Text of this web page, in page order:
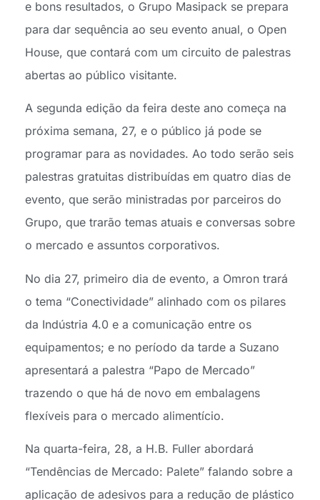
e bons resultados, o Grupo Masipack se prepara
para dar sequência ao seu evento anual, o Open
House, que contará com um circuito de palestras
abertas ao público visitante.
A segunda edição da feira deste ano começa na
próxima semana, 27, e o público já pode se
programar para as novidades. Ao todo serão seis
palestras gratuitas distribuídas em quatro dias de
evento, que serão ministradas por parceiros do
Grupo, que trarão temas atuais e conversas sobre
o mercado e assuntos corporativos.
No dia 27, primeiro dia de evento, a Omron trará
o tema “Conectividade” alinhado com os pilares
da Indústria 4.0 e a comunicação entre os
equipamentos; e no período da tarde a Suzano
apresentará a palestra “Papo de Mercado”
trazendo o que há de novo em embalagens
flexíveis para o mercado alimentício.
Na quarta-feira, 28, a H.B. Fuller abordará
“Tendências de Mercado: Palete” falando sobre a
aplicação de adesivos para a redução de plástico